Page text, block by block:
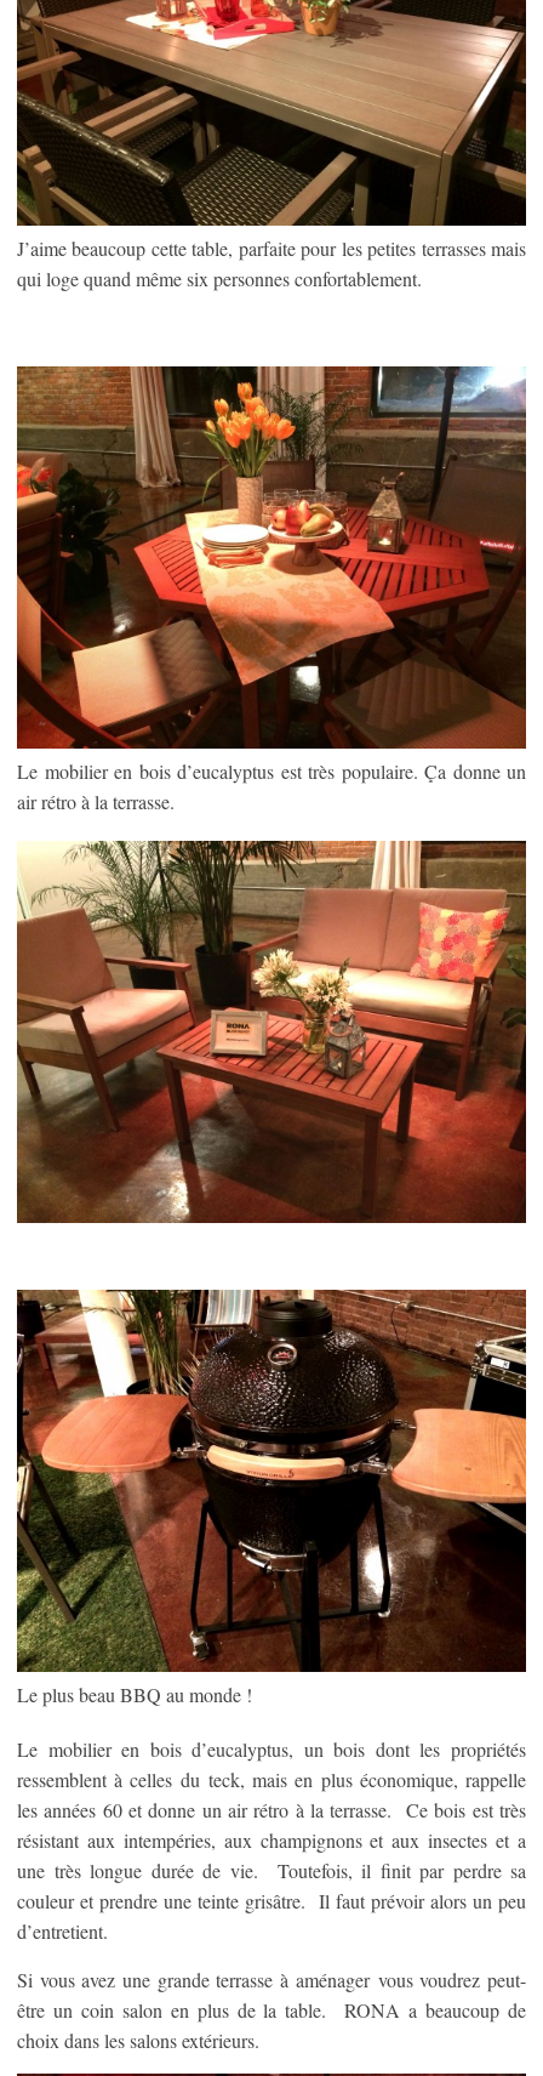
J’aime beaucoup cette table, parfaite pour les petites terrasses mais
qui loge quand même six personnes confortablement.
Le mobilier en bois d’eucalyptus est très populaire. Ça donne un
air rétro à la terrasse.
Le plus beau BBQ au monde !
Le mobilier en bois d’eucalyptus, un bois dont les propriétés
ressemblent à celles du teck, mais en plus économique, rappelle
les années 60 et donne un air rétro à la terrasse. Ce bois est très
résistant aux intempéries, aux champignons et aux insectes et a
une très longue durée de vie. Toutefois, il finit par perdre sa
couleur et prendre une teinte grisâtre. Il faut prévoir alors un peu
d’entretient.
Si vous avez une grande terrasse à aménager vous voudrez peut-
être un coin salon en plus de la table. RONA a beaucoup de
choix dans les salons extérieurs.